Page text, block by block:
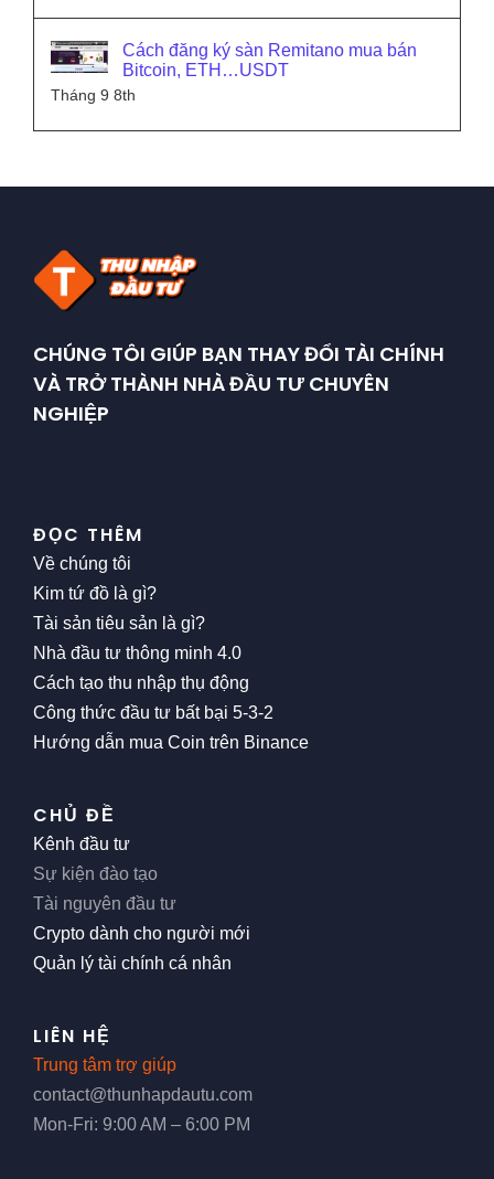
Cách đăng ký sàn Remitano mua bán
Bitcoin, ETH…USDT
Tháng 9 8th
CHÚNG TÔI GIÚP BẠN THAY ĐỔI TÀI CHÍNH
VÀ TRỞ THÀNH NHÀ ĐẦU TƯ CHUYÊN
NGHIỆP
ĐỌC THÊM
Về chúng tôi
Kim tứ đồ là gì?
Tài sản tiêu sản là gì?
Nhà đầu tư thông minh 4.0
Cách tạo thu nhập thụ động
Công thức đầu tư bất bại 5-3-2
Hướng dẫn mua Coin trên Binance
CHỦ ĐỀ
Kênh đầu tư
Sự kiện đào tạo
Tài nguyên đầu tư
Crypto dành cho người mới
Quản lý tài chính cá nhân
LIÊN HỆ
Trung tâm trợ giúp
contact@thunhapdautu.com
Mon-Fri: 9:00 AM – 6:00 PM